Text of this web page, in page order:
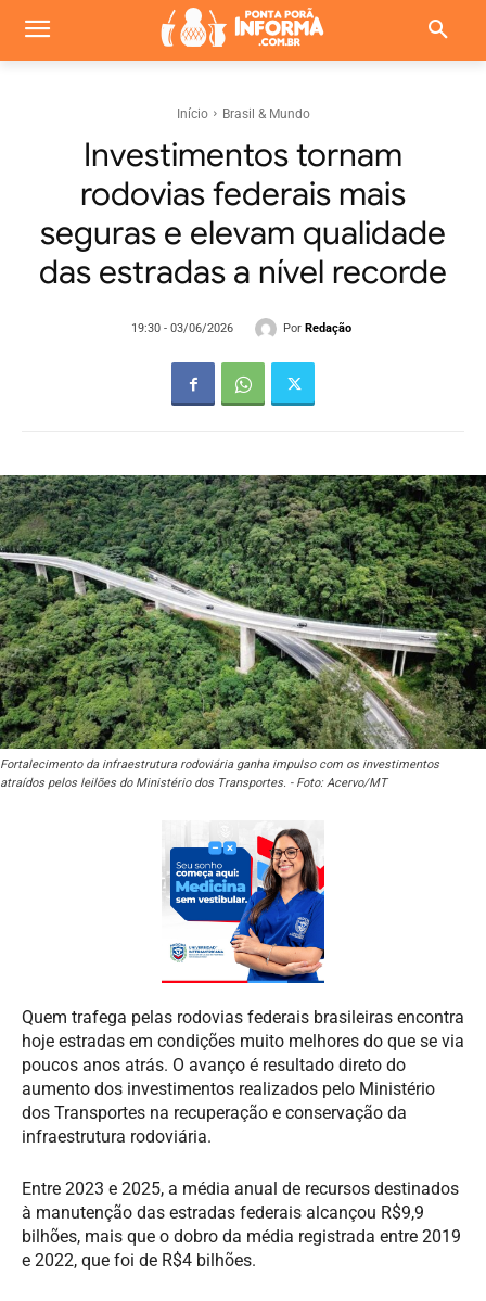
Início Brasil & Mundo
Investimentos tornam
rodovias federais mais
seguras e elevam qualidade
das estradas a nível recorde
19:30 - 03/06/2026 Por Redação
Fortalecimento da infraestrutura rodoviária ganha impulso com os investimentos
atraídos pelos leilões do Ministério dos Transportes. - Foto: Acervo/MT
Quem trafega pelas rodovias federais brasileiras encontra
hoje estradas em condições muito melhores do que se via
poucos anos atrás. O avanço é resultado direto do
aumento dos investimentos realizados pelo Ministério
dos Transportes na recuperação e conservação da
infraestrutura rodoviária.
Entre 2023 e 2025, a média anual de recursos destinados
à manutenção das estradas federais alcançou R$9,9
bilhões, mais que o dobro da média registrada entre 2019
e 2022, que foi de R$4 bilhões.